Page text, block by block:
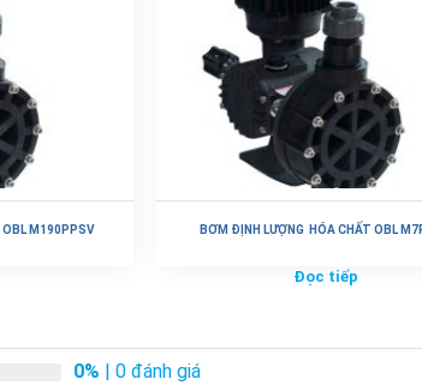
OBL M190PPSV BƠM ĐỊNH LƯỢNG HÓA CHẤT OBL
Đọc tiếp
0% | 0 đánh giá